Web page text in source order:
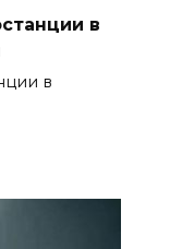
в
в